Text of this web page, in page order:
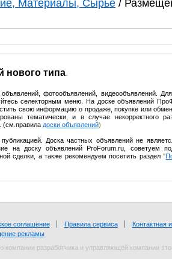
Материалы, Сырье /
нового типа.
фотообъявлений, видеообъявлений.
селекторным меню. На доске объявлений
свою информацию о продаже, покупке или
тематически, и в случае некорректного
(см.правила доски объявлений)
Доска частных объявлений не
на доску объявлений ProForum.ru, советуем
сделки, а также рекомендуем посетить раздел"
соглашение Правила сервиса
Контактная
рекламы
разработчика и управляющей компании